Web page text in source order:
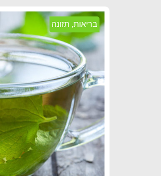
בריאות, תזונה